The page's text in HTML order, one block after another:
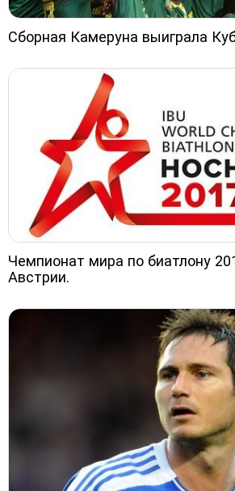
Сборная Камеруна выиграла
Чемпионат мира по биатлону
Австрии.